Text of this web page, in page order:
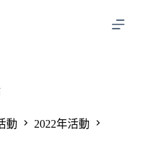
動
2022年活動